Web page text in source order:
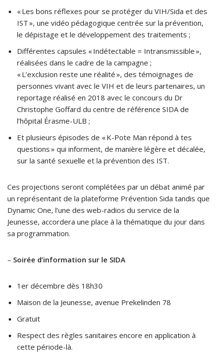
« Les bons réflexes pour se protéger du VIH/Sida et des
IST », une vidéo pédagogique centrée sur la prévention,
le dépistage et le développement des traitements ;
Différentes capsules « Indétectable = Intransmissible »,
réalisées dans le cadre de la campagne ;
« L’exclusion reste une réalité », des témoignages de
personnes vivant avec le VIH et de leurs partenaires, un
reportage réalisé en 2018 avec le concours du Dr
Christophe Goffard du centre de référence SIDA de
l’hôpital Érasme-ULB ;
Et plusieurs épisodes de « K-Pote Man répond à tes
questions » qui informent, de manière légère et décalée,
sur la santé sexuelle et la prévention des IST.
Ces projections seront complétées par un débat animé par
un représentant de la plateforme Prévention Sida tandis que
Dynamic One, l’une des web-radios du service de la
Jeunesse, accordera une place à la thématique du jour dans
sa programmation.
– Soirée d’information sur le SIDA
1er décembre dès 18h30
Maison de la Jeunesse, avenue Prekelinden 78
Gratuit
Respect des règles sanitaires encore en application à
cette période-là.